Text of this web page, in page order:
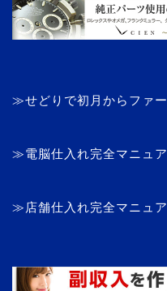
≫せどりで初月からファ
≫電脳仕入れ完全マニュ
≫店舗仕入れ完全マニュ